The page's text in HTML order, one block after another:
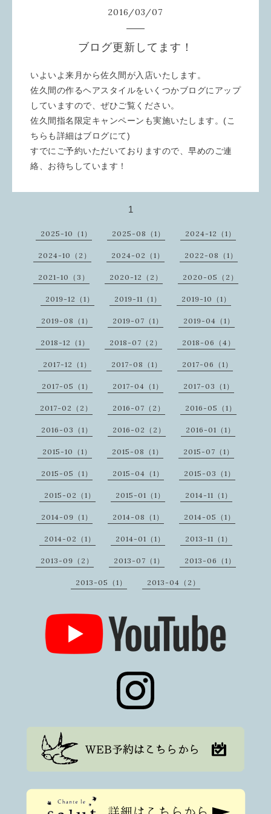
2016/03/07
ブログ更新してます！
いよいよ来月から佐久間が入店いたします。
佐久間の作るヘアスタイルをいくつかブログにアップ
していますので、ぜひご覧ください。
佐久間指名限定キャンペーンも実施いたします。(こ
ちらも詳細はブログにて)
すでにご予約いただいておりますので、早めのご連
絡、お待ちしています！
1
2025-10（1） 2025-08（1） 2024-12（1）
2024-10（2） 2024-02（1） 2022-08（1）
2021-10（3） 2020-12（2） 2020-05（2）
2019-12（1） 2019-11（1） 2019-10（1）
2019-08（1） 2019-07（1） 2019-04（1）
2018-12（1） 2018-07（2） 2018-06（4）
2017-12（1） 2017-08（1） 2017-06（1）
2017-05（1） 2017-04（1） 2017-03（1）
2017-02（2） 2016-07（2） 2016-05（1）
2016-03（1） 2016-02（2） 2016-01（1）
2015-10（1） 2015-08（1） 2015-07（1）
2015-05（1） 2015-04（1） 2015-03（1）
2015-02（1） 2015-01（1） 2014-11（1）
2014-09（1） 2014-08（1） 2014-05（1）
2014-02（1） 2014-01（1） 2013-11（1）
2013-09（2） 2013-07（1） 2013-06（1）
2013-05（1） 2013-04（2）